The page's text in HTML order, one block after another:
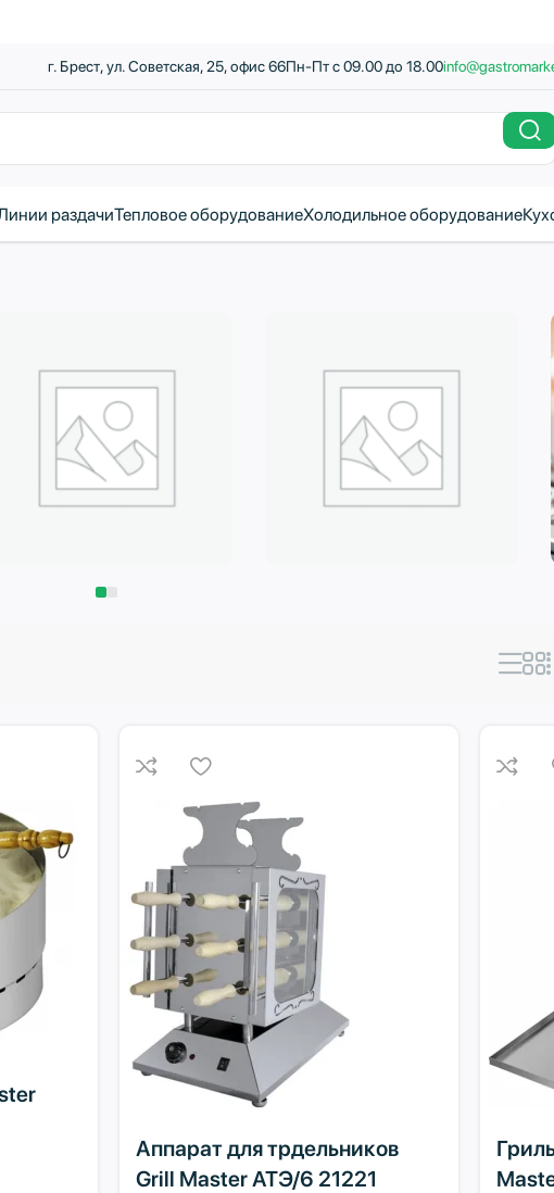
г. Брест, ул. Советская, 25, офис 66Пн-Пт с 09.00 до 18.00
раздачиТепловое оборудованиеХолодильное оборудование
Аппарат для трдельников
Grill Master АТЭ/6 21221